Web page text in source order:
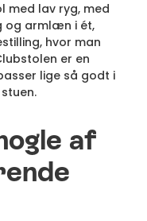
med lav ryg, med
og armlæn i ét,
hvor man
er en
lige så godt i
af